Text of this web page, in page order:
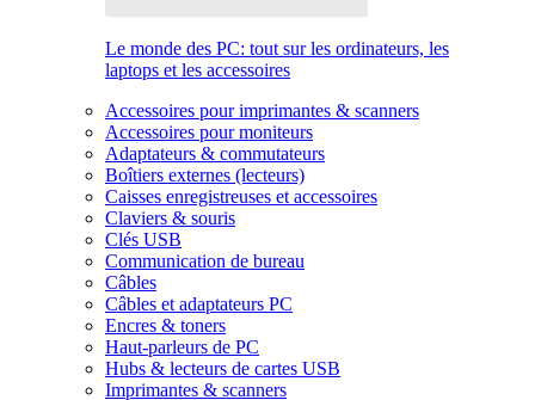
Le monde des PC: tout sur les ordinateurs, les
laptops et les accessoires
Accessoires pour imprimantes & scanners
Accessoires pour moniteurs
Adaptateurs & commutateurs
Boîtiers externes (lecteurs)
Caisses enregistreuses et accessoires
Claviers & souris
Clés USB
Communication de bureau
Câbles
Câbles et adaptateurs PC
Encres & toners
Haut-parleurs de PC
Hubs & lecteurs de cartes USB
Imprimantes & scanners